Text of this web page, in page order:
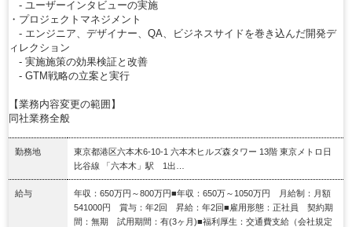
- ユーザーインタビューの実施
・プロジェクトマネジメント
- エンジニア、デザイナー、QA、ビジネスサイドを巻き込んだ開発デ
ィレクション
- 実施施策の効果検証と改善
- GTM戦略の立案と実行
【業務内容変更の範囲】
同社業務全般
勤務地
東京都港区六本木6-10-1 六本木ヒルズ森タワー 13階 東京メトロ日
比谷線 「六本木」駅 1出…
給与
年収：650万円～800万円■年収：650万～1050万円 月給制：月額
541000円 賞与：年2回 昇給：年2回■雇用形態：正社員 契約期
間：無期 試用期間：有(3ヶ月)■福利厚生：交通費支給（会社規定